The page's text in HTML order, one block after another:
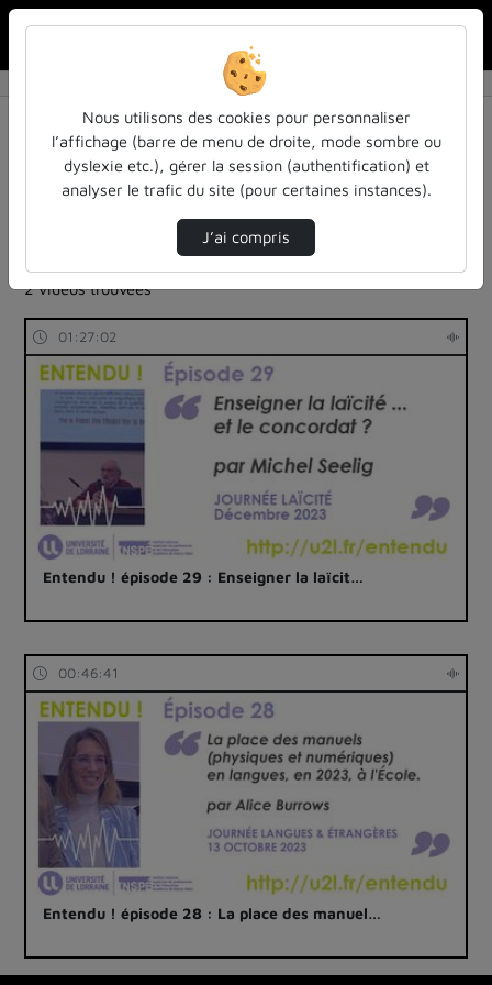
Résultats de la recherche
Filtres actifs (cliquer pour en retirer) :
Français
entendu-des-confs-a-ecouter
universite-de-lorraine
universite-de-lorraine
colloques-et-conferences
entendu-des-confs-a-ecouter
2 vidéos trouvées
01:27:02
Entendu ! épisode 29 : Enseigner la laïcit…
00:46:41
Entendu ! épisode 28 : La place des manuel…
Nous utilisons des cookies pour personnaliser
l’affichage (barre de menu de droite, mode sombre ou
dyslexie etc.), gérer la session (authentification) et
analyser le trafic du site (pour certaines instances).
J’ai compris